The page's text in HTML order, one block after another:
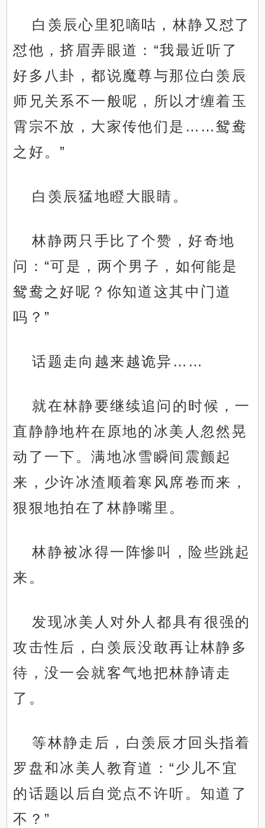
白羡辰心里犯嘀咕，林静又怼了
怼他，挤眉弄眼道：“我最近听了
好多八卦，都说魔尊与那位白羡辰
师兄关系不一般呢，所以才缠着玉
霄宗不放，大家传他们是……鸳鸯
之好。”
白羡辰猛地瞪大眼睛。
林静两只手比了个赞，好奇地
问：“可是，两个男子，如何能是
鸳鸯之好呢？你知道这其中门道
吗？”
话题走向越来越诡异……
就在林静要继续追问的时候，一
直静静地杵在原地的冰美人忽然晃
动了一下。满地冰雪瞬间震颤起
来，少许冰渣顺着寒风席卷而来，
狠狠地拍在了林静嘴里。
林静被冰得一阵惨叫，险些跳起
来。
发现冰美人对外人都具有很强的
攻击性后，白羡辰没敢再让林静多
待，没一会就客气地把林静请走
了。
等林静走后，白羡辰才回头指着
罗盘和冰美人教育道：“少儿不宜
的话题以后自觉点不许听。知道了
不？”